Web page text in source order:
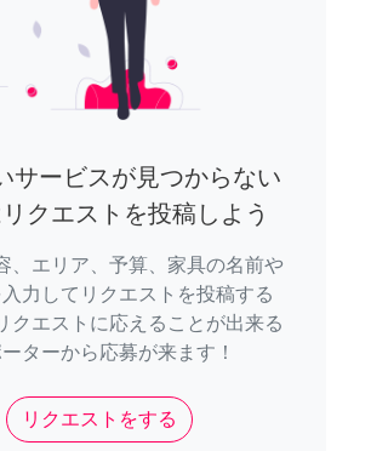
サービスが見つからない
クエストを投稿しよう
、エリア、予算、家具の名前や
力してリクエストを投稿する
クエストに応えることが出来る
ターから応募が来ます！
リクエストをする